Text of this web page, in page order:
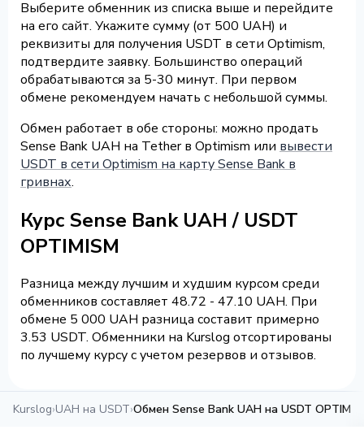
Выберите обменник из списка выше и перейдите
на его сайт. Укажите сумму (от 500 UAH) и
реквизиты для получения USDT в сети Optimism,
подтвердите заявку. Большинство операций
обрабатываются за 5-30 минут. При первом
обмене рекомендуем начать с небольшой суммы.
Обмен работает в обе стороны: можно продать
Sense Bank UAH на Tether в Optimism или вывести
USDT в сети Optimism на карту Sense Bank в
гривнах.
Курс Sense Bank UAH / USDT
OPTIMISM
Разница между лучшим и худшим курсом среди
обменников составляет 48.72 - 47.10 UAH. При
обмене 5 000 UAH разница составит примерно
3.53 USDT. Обменники на Kurslog отсортированы
по лучшему курсу с учетом резервов и отзывов.
Kurslog›UAH на USDT›Обмен Sense Bank UAH на USDT